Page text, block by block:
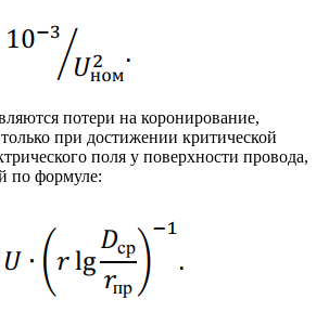
потери на коронирование,
при достижении критической
поля у поверхности провода,
по формуле: